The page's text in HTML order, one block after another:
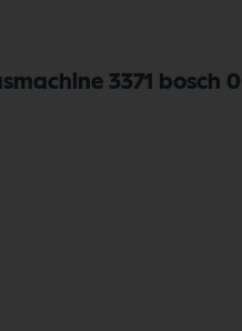
3371 bosch